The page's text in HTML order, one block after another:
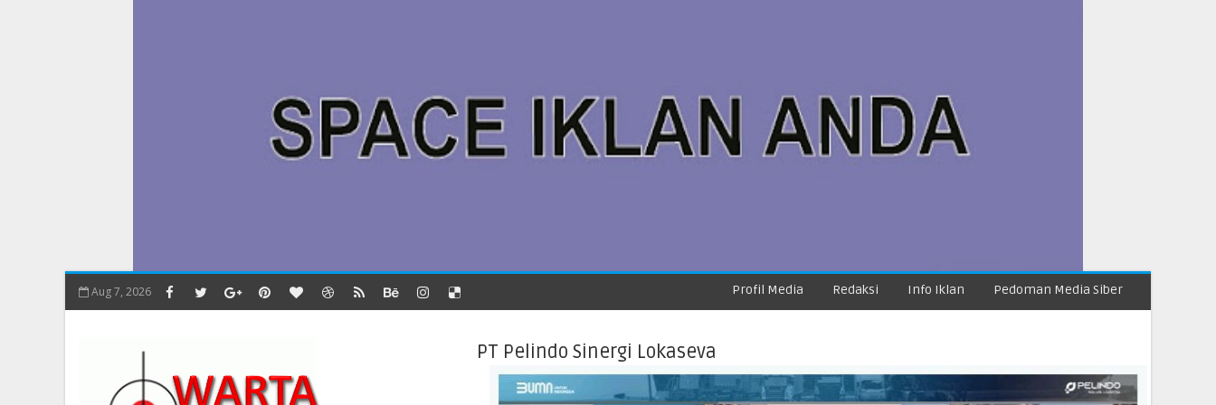
Aug 7, 2026 Profil Media Redaksi Info Iklan Pedoman Media Siber
PT Pelindo Sinergi Lokaseva